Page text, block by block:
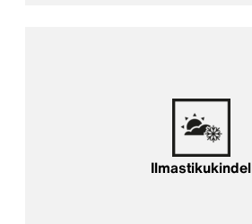
Ilmastikukindel